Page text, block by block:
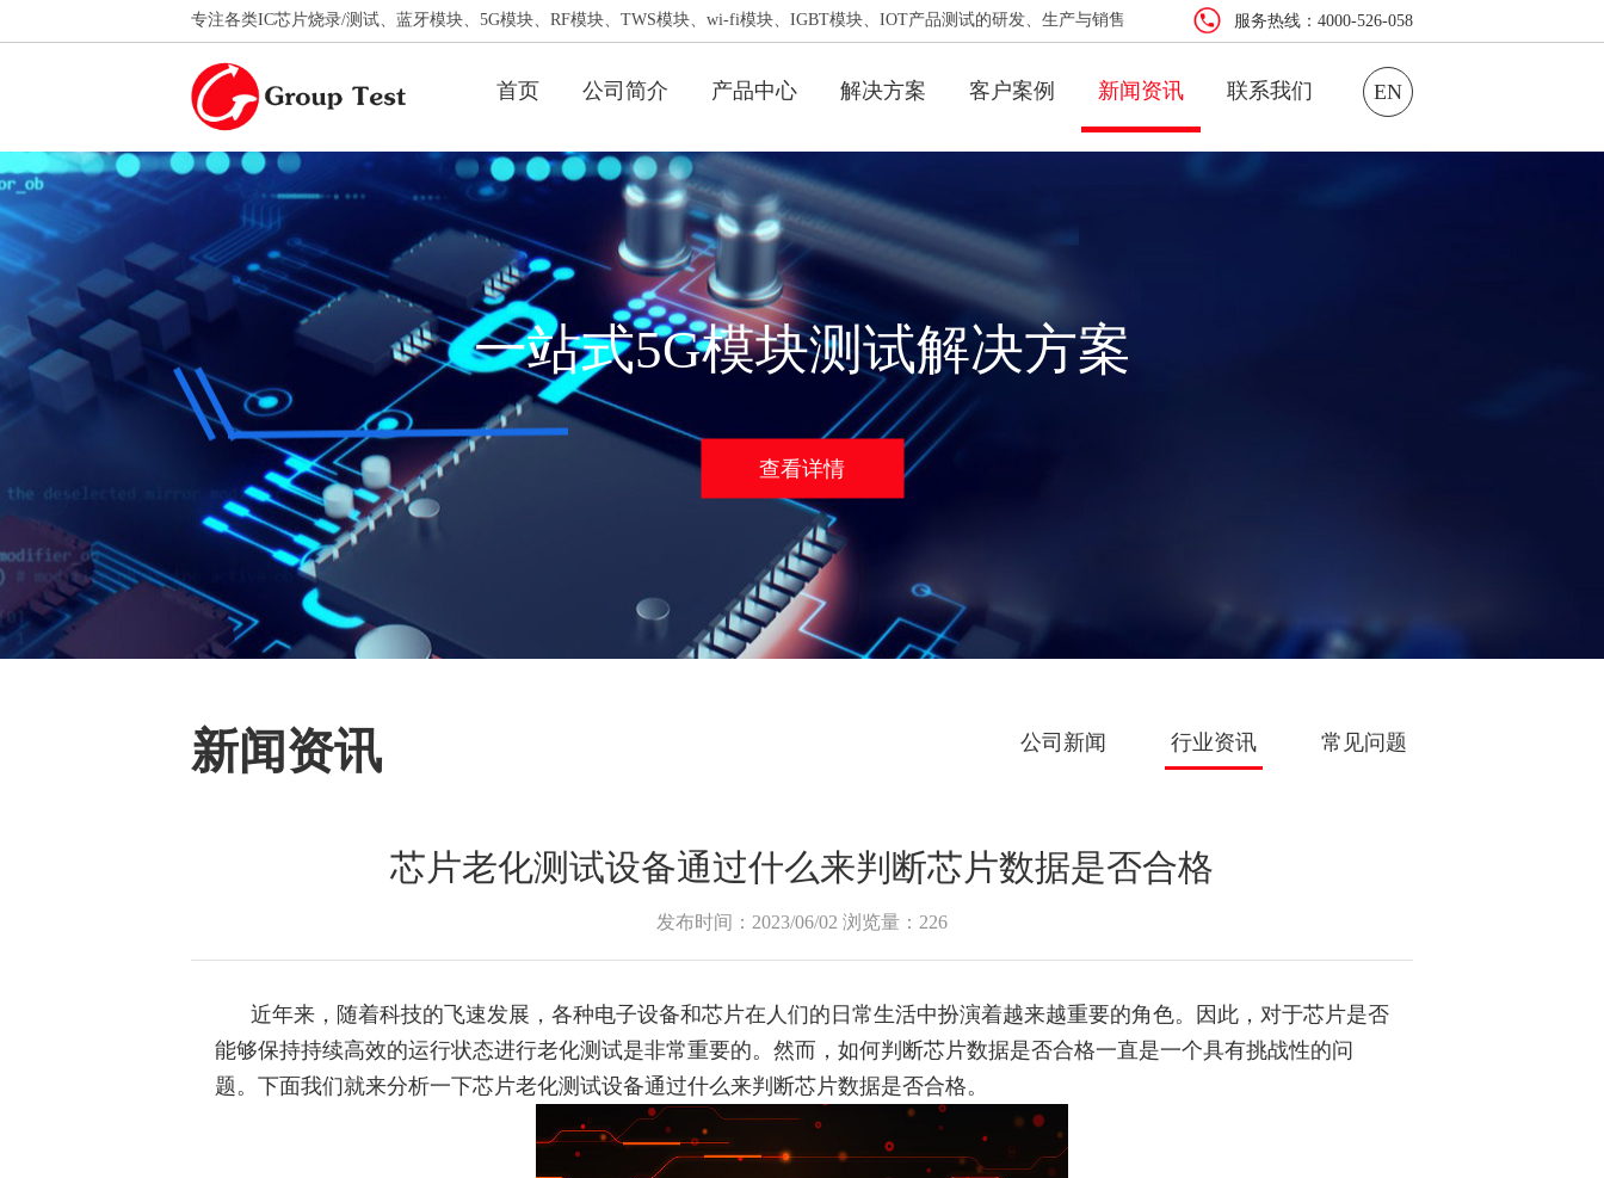
专注各类IC芯片烧录/测试、蓝牙模块、5G模块、RF模块、TWS模块、wi-fi模块、IGBT模块、IOT产品测试的研发、生产与销售 服务热线：4000-526-058
EN
首页 公司简介 产品中心 解决方案 客户案例 新闻资讯 联系我们
一站式5G模块测试解决方案
查看详情
新闻资讯 公司新闻 行业资讯 常见问题
芯片老化测试设备通过什么来判断芯片数据是否合格
发布时间：2023/06/02 浏览量：226
近年来，随着科技的飞速发展，各种电子设备和芯片在人们的日常生活中扮演着越来越重要的角色。因此，对于芯片是否
能够保持持续高效的运行状态进行老化测试是非常重要的。然而，如何判断芯片数据是否合格一直是一个具有挑战性的问
题。下面我们就来分析一下芯片老化测试设备通过什么来判断芯片数据是否合格。